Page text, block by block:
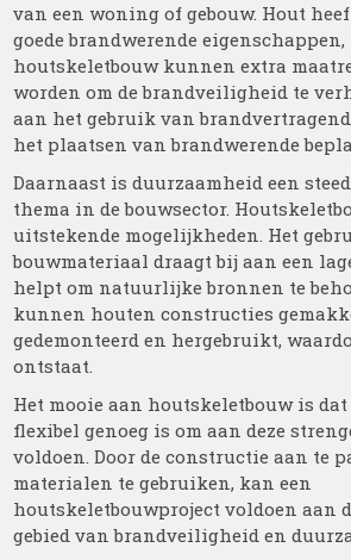
van een woning of gebouw. Hout
goede brandwerende
houtskeletbouw kunnen extra
worden om de brandveiligheid te
aan het gebruik van
het plaatsen van brandwerende
Daarnaast is duurzaamheid een
thema in de bouwsector.
uitstekende mogelijkheden. Het
bouwmateriaal draagt bij aan een
helpt om natuurlijke bronnen te
kunnen houten constructies
gedemonteerd en hergebruikt,
ontstaat.
Het mooie aan houtskeletbouw is dat
flexibel genoeg is om aan deze
voldoen. Door de constructie aan te
materialen te gebruiken, kan een
houtskeletbouwproject voldoen aan
gebied van brandveiligheid en